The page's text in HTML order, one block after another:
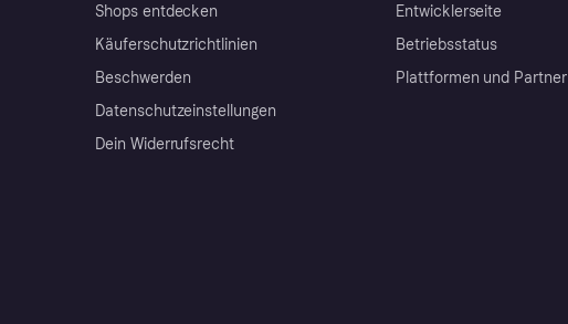
Shops entdecken
Käuferschutzrichtlinien
Beschwerden
Datenschutzeinstellungen
Dein Widerrufsrecht
Entwicklerseite
Betriebsstatus
Plattformen und Partner